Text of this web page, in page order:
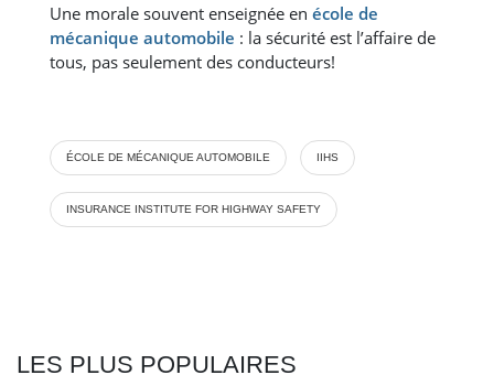
Une morale souvent enseignée en école de
mécanique automobile : la sécurité est l’affaire de
tous, pas seulement des conducteurs!
ÉCOLE DE MÉCANIQUE AUTOMOBILE IIHS
INSURANCE INSTITUTE FOR HIGHWAY SAFETY
LES PLUS POPULAIRES